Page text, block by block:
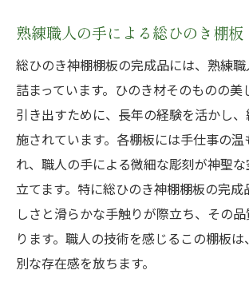
熟練職人の手による総ひのき棚板
総ひのき神棚棚板の完成品には、熟練
詰まっています。ひのき材そのものの美
引き出すために、長年の経験を活かし
施されています。各棚板には手仕事の温
れ、職人の手による微細な彫刻が神聖
立てます。特に総ひのき神棚棚板の完
しさと滑らかな手触りが際立ち、その
ります。職人の技術を感じるこの棚板
別な存在感を放ちます。